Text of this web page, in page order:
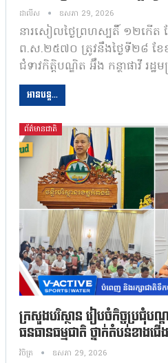
ដាលីស ឧសភា 29, 2026
នារសៀលថ្ងៃព្រហស្បតិ៍ ១២កើត ខ
ព.ស.២៥៧០ ត្រូវនឹងថ្ងៃទី២៨ ខ
ជំទាវកិត្តិបណ្ឌិត អ៊ឹង កន្ថាផាវី រដ្ឋ
អានបន្ត...
ព័ត៌មានជាតិ
ក្រសួងបរិស្ថាន រៀបចំកិច្ចប្រជុំ
ធនធានធម្មជាតិ ថ្នាក់តំបន់ខាងជ
វិចិត្រ ឧសភា 29, 2026